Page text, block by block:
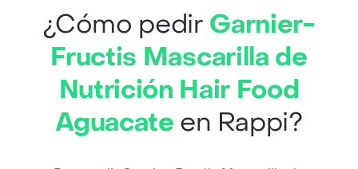
¿Cómo pedir Garnier-
Fructis Mascarilla de
Nutrición Hair Food
Aguacate en Rappi?